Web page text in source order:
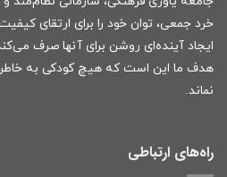
خرد جمعی، توان خود را برای ارتقای
ایجاد آینده‌ای روشن برای آنها صرف
هدف ما این است که هیچ کودکی به خاطر
نماند.
راه‌های ارتباطی